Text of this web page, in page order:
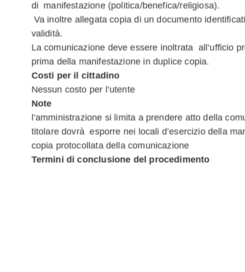
di manifestazione (politica/benefica/religiosa).
Va inoltre allegata copia di un documento
validità.
La comunicazione deve essere inoltrata all’ufficio
prima della manifestazione in duplice copia.
Costi per il cittadino
Nessun costo per l’utente
Note
l’amministrazione si limita a prendere atto della
titolare dovrà esporre nei locali d’esercizio della
copia protocollata della comunicazione
Termini di conclusione del procedimento